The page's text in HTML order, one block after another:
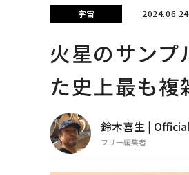
宇宙
火星のサン
た史上最も複
鈴木喜生 |
フリー編集者